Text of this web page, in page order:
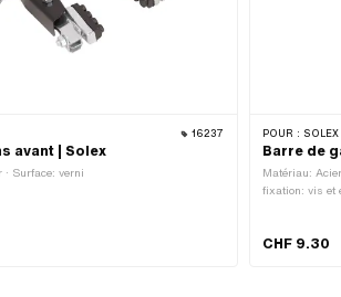
16237
avant | Solex
Surface: verni
POUR : SOLEX
Barre de
Matériau:
fixation: vis et
CHF 9.30